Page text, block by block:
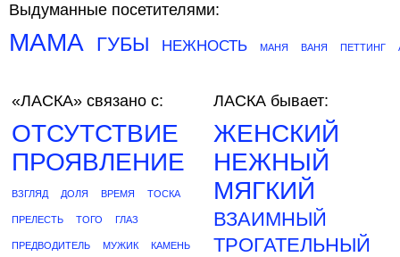
Выдуманные посетителями:
МАМА ГУБЫ НЕЖНОСТЬ МАНЯ ВАНЯ ПЕТТИНГ
«ЛАСКА» связано с:
ОТСУТСТВИЕ
ПРОЯВЛЕНИЕ
ВЗГЛЯД ДОЛЯ ВРЕМЯ ТОСКА
ПРЕЛЕСТЬ ТОГО ГЛАЗ
ПРЕДВОДИТЕЛЬ МУЖИК КАМЕНЬ
ЛАСКА бывает:
ЖЕНСКИЙ
НЕЖНЫЙ
МЯГКИЙ
ВЗАИМНЫЙ
ТРОГАТЕЛЬНЫЙ